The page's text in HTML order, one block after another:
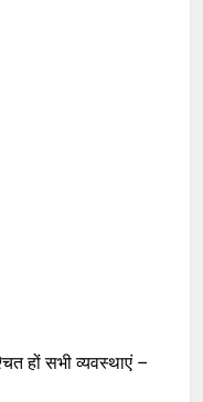
हों सभी व्यवस्थाएं –